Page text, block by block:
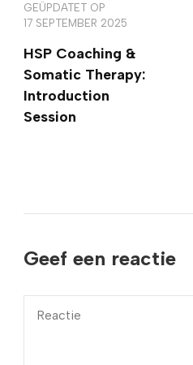
GEÜPDATET OP
17 SEPTEMBER 2025
HSP Coaching &
Somatic Therapy:
Introduction
Session
Geef een reactie